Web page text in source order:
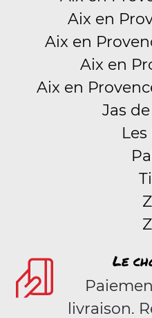
Aix en
Aix en
Aix en
Aix en
Jas
Le
livraison.